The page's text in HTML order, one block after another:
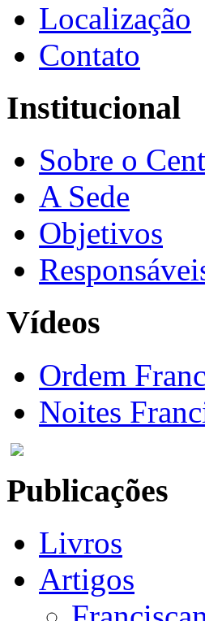
Localização
Contato
Institucional
Sobre o
A Sede
Objetivos
Vídeos
Ordem
Noites
Publicações
Livros
Artigos